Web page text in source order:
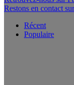
Restons en contact
Récent
Populaire